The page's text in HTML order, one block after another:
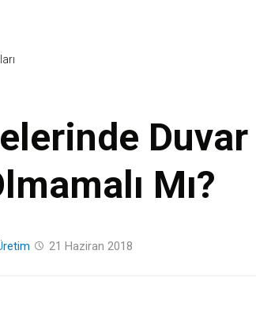
Duvar
Mı?
21 Haziran 2018